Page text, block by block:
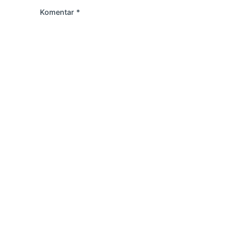
Komentar *